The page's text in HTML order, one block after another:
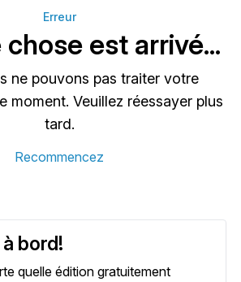
Erreur
est arrivé...
ne pouvons pas traiter votre
moment. Veuillez réessayer plus
tard.
Recommencez
bord!
quelle édition gratuitement